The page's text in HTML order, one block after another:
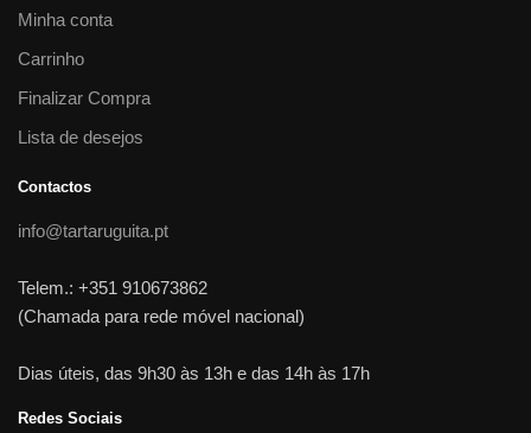
Minha conta
Carrinho
Finalizar Compra
Lista de desejos
Contactos
info@tartaruguita.pt
Telem.: +351 910673862
(Chamada para rede móvel nacional)
Dias úteis, das 9h30 às 13h e das 14h às 17h
Redes Sociais